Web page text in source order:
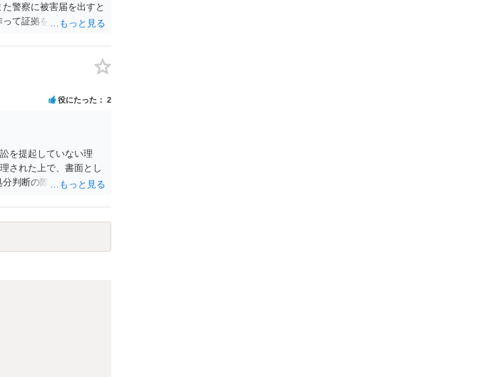
警察に被害届を出すと
て証拠をそろえて出す
役にたった 2
を提起していない理
された上で、書面とし
判断の際、相談者さん